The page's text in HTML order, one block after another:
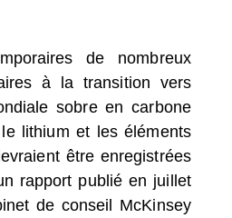
de nombreux
à la transition vers
sobre en carbone
lithium et les éléments
être enregistrées
rapport publié en juillet
de conseil McKinsey